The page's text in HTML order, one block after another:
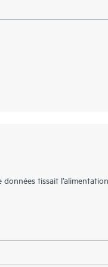
tissait